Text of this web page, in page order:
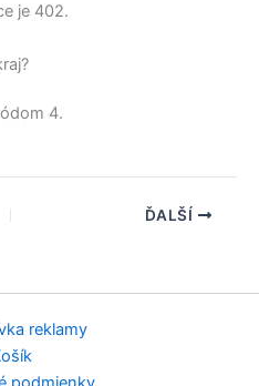
je 402.
4.
ĎALŠÍ
reklamy